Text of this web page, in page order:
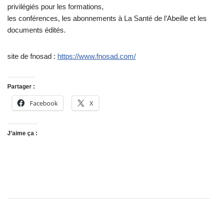
privilégiés pour les formations,
les conférences, les abonnements à La Santé de l’Abeille et les
documents édités.
site de fnosad : https://www.fnosad.com/
Partager :
Facebook X
J’aime ça :